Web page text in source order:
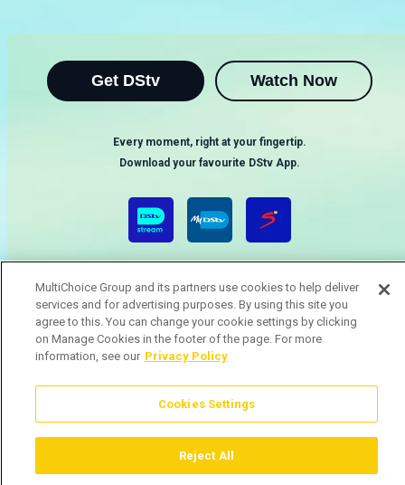
Get DStv Watch Now
Every moment, right at your fingertip.
Download your favourite DStv App.
MultiChoice Website Terms & Conditions
© 2025 MultiChoice (PTY) LTD. All rights reserved
MultiChoice Group and its partners use cookies to help deliver
services and for advertising purposes. By using this site you
agree to this. You can change your cookie settings by clicking
on Manage Cookies in the footer of the page. For more
information, see our Privacy Policy
Cookies Settings
Reject All